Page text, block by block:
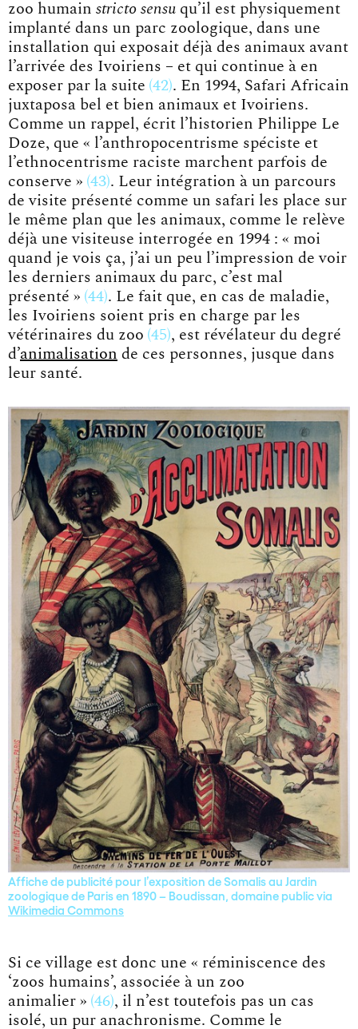
zoo humain stricto sensu qu’il est physiquement
implanté dans un parc zoologique, dans une
installation qui exposait déjà des animaux avant
l’arrivée des Ivoiriens – et qui continue à en
exposer par la suite 42 . En 1994, Safari Africain
juxtaposa bel et bien animaux et Ivoiriens.
Comme un rappel, écrit l’historien Philippe Le
Doze, que « l’anthropocentrisme spéciste et
l’ethnocentrisme raciste marchent parfois de
conserve » 43 . Leur intégration à un parcours
de visite présenté comme un safari les place sur
le même plan que les animaux, comme le relève
déjà une visiteuse interrogée en 1994 : « moi
quand je vois ça, j’ai un peu l’impression de voir
les derniers animaux du parc, c’est mal
présenté » 44 . Le fait que, en cas de maladie,
les Ivoiriens soient pris en charge par les
vétérinaires du zoo 45 , est révélateur du degré
d’animalisation de ces personnes, jusque dans
leur santé.
Affiche de publicité pour l’exposition de Somalis au Jardin
zoologique de Paris en 1890 – Boudissan, domaine public via
Wikimedia Commons
Si ce village est donc une « réminiscence des
‘zoos humains’, associée à un zoo
animalier » 46 , il n’est toutefois pas un cas
isolé, un pur anachronisme. Comme le